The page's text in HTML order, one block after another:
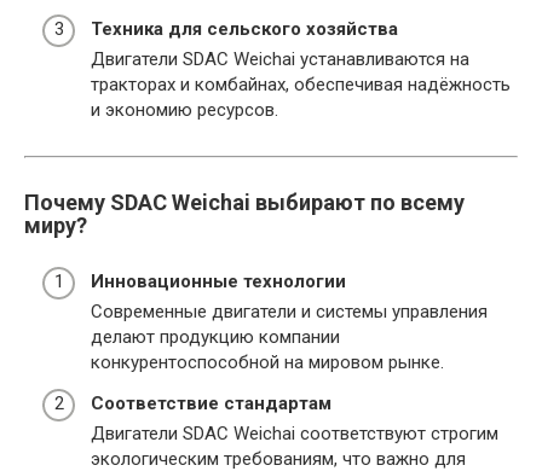
Техника для сельского хозяйства
Двигатели SDAC Weichai устанавливаются на
тракторах и комбайнах, обеспечивая надёжность
и экономию ресурсов.
Почему SDAC Weichai выбирают по всему
миру?
Инновационные технологии
Современные двигатели и системы управления
делают продукцию компании
конкурентоспособной на мировом рынке.
Соответствие стандартам
Двигатели SDAC Weichai соответствуют строгим
экологическим требованиям, что важно для